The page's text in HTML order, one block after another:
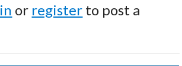
or register to post a